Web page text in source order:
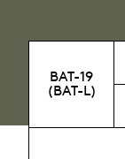
BAT-19
(BAT-L)